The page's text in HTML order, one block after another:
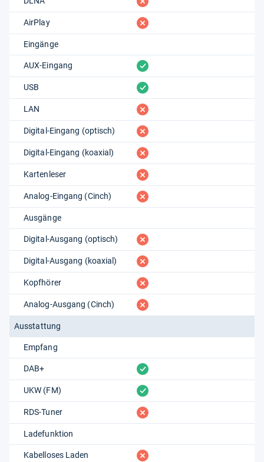
AirPlay fehlt
Eingänge
AUX-Eingang vorhanden
USB vorhanden
LAN fehlt
Digital-Eingang (optisch) fehlt
Digital-Eingang (koaxial) fehlt
Kartenleser fehlt
Analog-Eingang (Cinch) fehlt
Ausgänge
Digital-Ausgang (optisch) fehlt
Digital-Ausgang (koaxial) fehlt
Kopfhörer fehlt
Analog-Ausgang (Cinch) fehlt
Ausstattung
Empfang
DAB+ vorhanden
UKW (FM) vorhanden
RDS-Tuner fehlt
Ladefunktion
Kabelloses Laden fehlt